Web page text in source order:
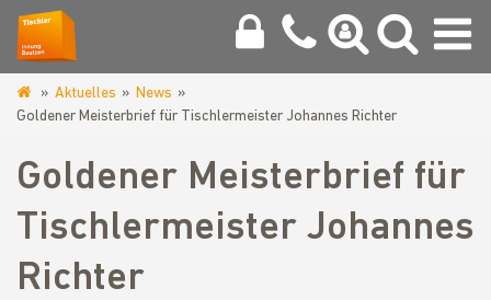
www.tischlerinnung-
Aktuelles
News
Goldener Meisterbrief für Tischlermeister Johannes Richter
Goldener Meisterbrief für
Tischlermeister Johannes
Richter